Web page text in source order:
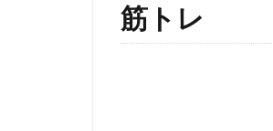
筋トレ